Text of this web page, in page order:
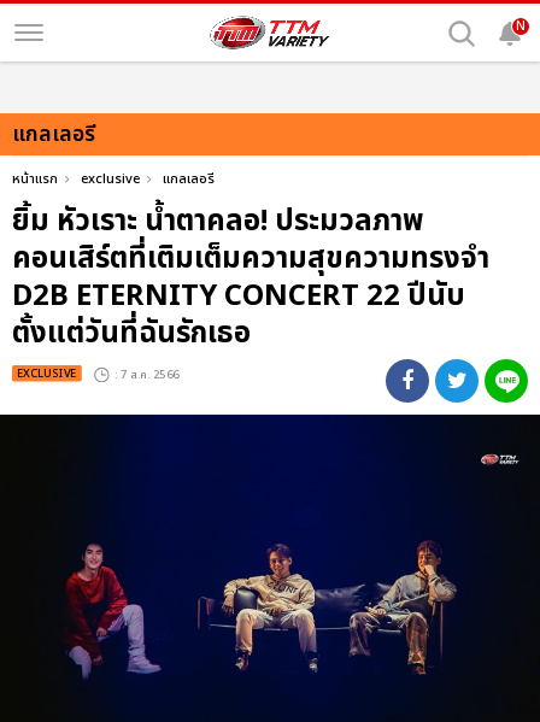
N
แกลเลอรี
หน้าแรก exclusive แกลเลอรี
ยิ้ม หัวเราะ น้ำตาคลอ! ประมวลภาพ
คอนเสิร์ตที่เติมเต็มความสุขความทรงจำ
D2B ETERNITY CONCERT 22 ปีนับ
ตั้งแต่วันที่ฉันรักเธอ
EXCLUSIVE : 7 ส.ค. 2566